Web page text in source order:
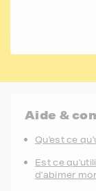
Aide &
Qu'est ce
Est ce
d'abimer